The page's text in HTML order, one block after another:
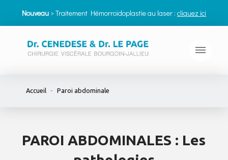
Nouveau > Traitement Hémorroïdoplastie au laser : cliquez ici
Accueil - Paroi abdominale
PAROI ABDOMINALES : Les